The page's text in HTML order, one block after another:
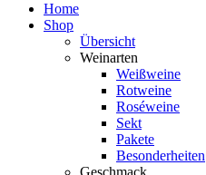
Home
Shop
Übersicht
Weinarten
Weißweine
Rotweine
Roséweine
Sekt
Pakete
Besonderheiten